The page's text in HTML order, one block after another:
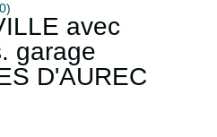
avec
garage
D'AUREC